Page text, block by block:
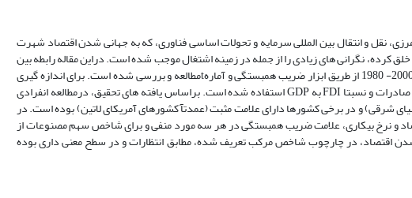
نقل و انتقال بین المللی سرمایه و تحولات اساسی فناوری، که به جهانی شدن اقتصاد شهرت
کرده، نگرانی های زیادی را از جمله در زمینه اشتغال موجب شده است. دراین مقاله رابطه بین
جهانی شدن اقتصاد وسطح اشتغال (نرخ بیکاری) در هیجده کشور برای دوره زمانی 2000- 1980 از طریق ابزار ضریب همبستگی و آمارهtمطالعه و بررسی شده است. برای اندازه گیری
کمی جهانی شدن اقتصاد از سه شاخص نسبت صادرات به GDP، سهم مصنوعات از صادرات و نسبتا FDI به GDP استفاده شده است. براساس یافته های تحقیق، درمطالعه انفرادی
شرقی) و در برخی کشورها دارای علامت مثبت (عمدتآ کشورهای آمریکای لاتین) بوده است. در
و نرخ بیکاری، علامت ضریب همبستگی در هر سه مورد منفی و برای شاخص سهم مصنوعات از
اقتصاد، در چارچوب شاخص مرکب تعریف شده، مطابق انتظارات و در سطح معنی داری بوده